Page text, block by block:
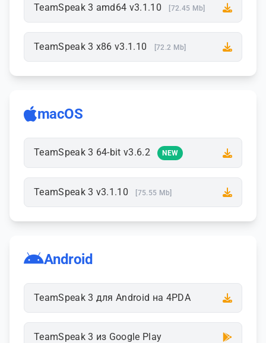
TeamSpeak 3 amd64 v3.1.10 [72.45 Mb]
TeamSpeak 3 x86 v3.1.10 [72.2 Mb]
macOS
TeamSpeak 3 64-bit v3.6.2 NEW
TeamSpeak 3 v3.1.10 [75.55 Mb]
Android
TeamSpeak 3 для Android на 4PDA
TeamSpeak 3 из Google Play